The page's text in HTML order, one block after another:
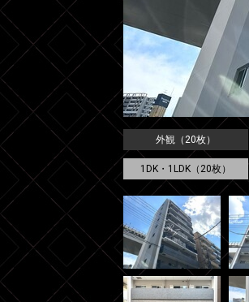
外観（20枚）
1DK・1LDK（20枚）